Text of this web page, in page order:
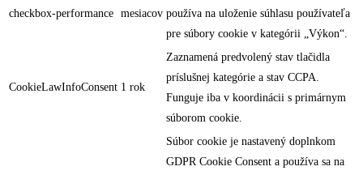
checkbox-performance mesiacov používa na uloženie súhlasu používateľa
pre súbory cookie v kategórii „Výkon“.
CookieLawInfoConsent 1 rok
Zaznamená predvolený stav tlačidla
príslušnej kategórie a stav CCPA.
Funguje iba v koordinácii s primárnym
súborom cookie.
Súbor cookie je nastavený doplnkom
GDPR Cookie Consent a používa sa na